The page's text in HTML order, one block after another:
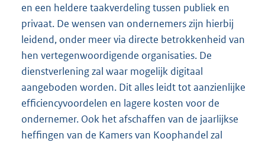
en een heldere taakverdeling tussen publiek en
privaat. De wensen van ondernemers zijn hierbij
leidend, onder meer via directe betrokkenheid van
hen vertegenwoordigende organisaties. De
dienstverlening zal waar mogelijk digitaal
aangeboden worden. Dit alles leidt tot aanzienlijke
efficiencyvoordelen en lagere kosten voor de
ondernemer. Ook het afschaffen van de jaarlijkse
heffingen van de Kamers van Koophandel zal